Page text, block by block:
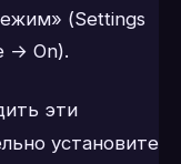
(Settings
→ On).
эти
установите